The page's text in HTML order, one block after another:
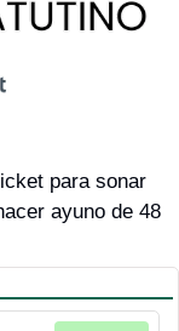
para sonar
ayuno de 48